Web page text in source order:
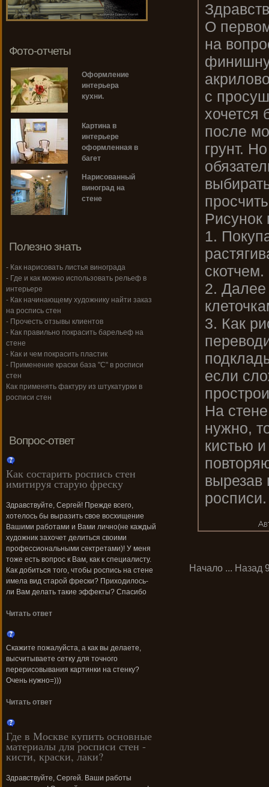
О
на
с
хочется
после
грунт.
1.
скотчем.
2. Далее
3. Как
если
На
нужно,
кистью
вырезав
росписи.
Начало... Назад
Фото-отчеты
Оформление
интерьера
кухни.
Картина в
интерьере
оформленная в
багет
Нарисованный
виноград на
стене
Полезно знать
- Как нарисовать листья винограда
- Где и как можно использовать рельеф в
интерьере
- Как начинающему художнику найти заказ
на роспись стен
- Прочесть отзывы клиентов
- Как правильно покрасить барельеф на
стене
- Как и чем покрасить пластик
- Применение краски база "С" в росписи
стен
Как применять фактуру из штукатурки в
росписи стен
Вопрос-ответ
Как состарить роспись стен
имитируя старую фреску
Здравствуйте, Сергей! Прежде всего,
хотелось бы выразить свое восхищение
Вашими работами и Вами лично(не каждый
художник захочет делиться своими
профессиональными сектретами)! У меня
тоже есть вопрос к Вам, как к специалисту.
Как добиться того, чтобы роспись на стене
имела вид старой фрески? Приходилось-
ли Вам делать такие эффекты? Спасибо
Читать ответ
Скажите пожалуйста, а как вы делаете,
высчитываете сетку для точного
перерисовывания картинки на стенку?
Очень нужно=)))
Читать ответ
Где в Москве купить основные
материалы для росписи стен -
кисти, краски, лаки?
Здравствуйте, Сергей. Ваши работы